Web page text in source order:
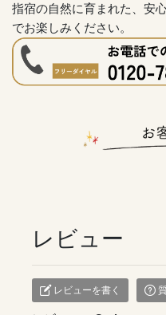
指宿の自然に育まれた、安
でお楽しみください。
レビュー
レビューを書く